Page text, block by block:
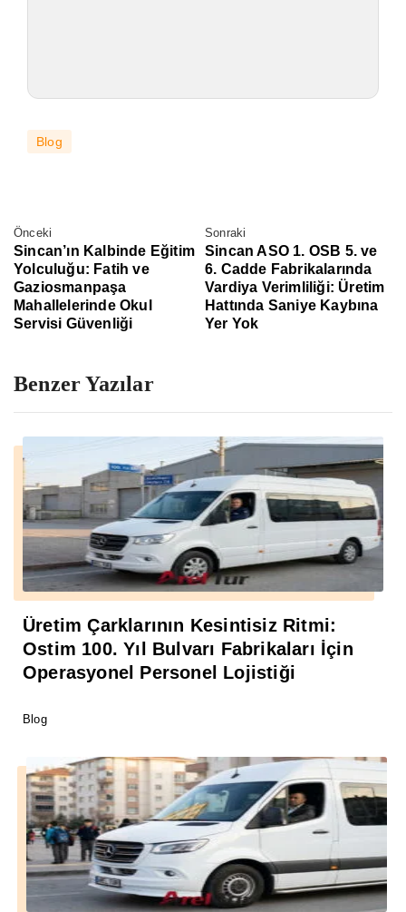
Blog
Önceki
Sincan’ın Kalbinde Eğitim
Yolculuğu: Fatih ve
Gaziosmanpaşa
Mahallelerinde Okul
Servisi Güvenliği
Sonraki
Sincan ASO 1. OSB 5. ve
6. Cadde Fabrikalarında
Vardiya Verimliliği: Üretim
Hattında Saniye Kaybına
Yer Yok
Benzer Yazılar
Üretim Çarklarının Kesintisiz Ritmi:
Ostim 100. Yıl Bulvarı Fabrikaları İçin
Operasyonel Personel Lojistiği
Blog